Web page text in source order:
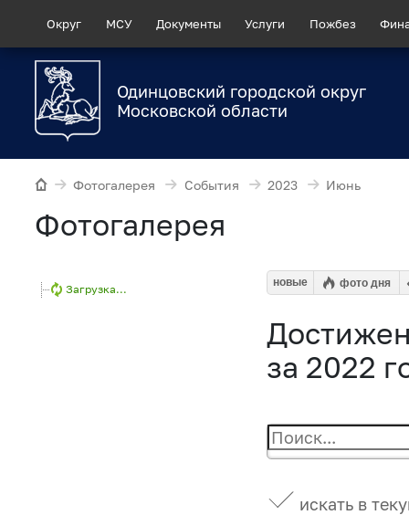
Округ МСУ Документы Услуги Пожбез
Одинцовский городской округ
Московской области
Фотогалерея События 2023 Июнь
Фотогалерея
Загрузка...
новые фото дня
за 2022
искать в